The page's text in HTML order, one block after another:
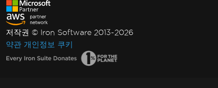
저작권 © Iron Software 2013-2026
약관 개인정보 쿠키